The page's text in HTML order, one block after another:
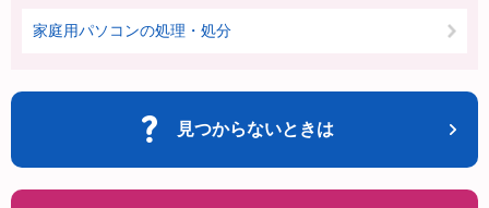
家庭用パソコンの処理・処分
見つからないときは